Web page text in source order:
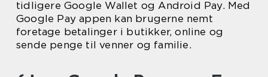
tidligere Google Wallet og Android Pay. Med
Google Pay appen kan brugerne nemt
foretage betalinger i butikker, online og
sende penge til venner og familie.